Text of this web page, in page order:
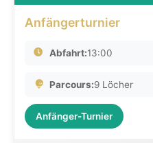
Anfängerturnier
Abfahrt:13:00
Parcours:9 Löcher
Anfänger-Turnier